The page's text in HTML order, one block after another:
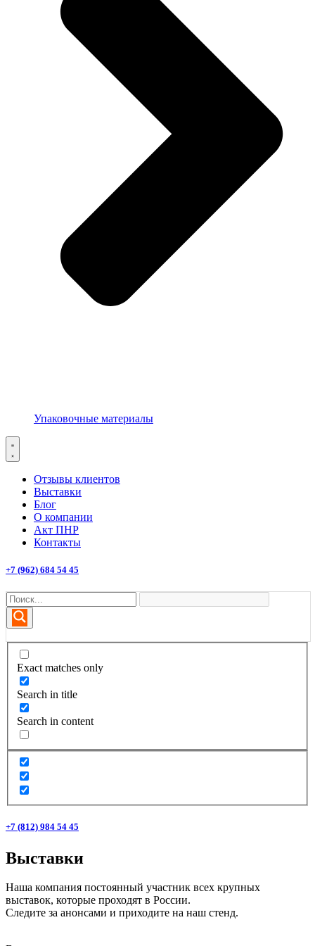
Упаковочные материалы
Отзывы клиентов
Выставки
Блог
О компании
Акт ПНР
Контакты
+7 (962) 684 54 45
Exact matches only
Search in title
Search in content
+7 (812) 984 54 45
Выставки
Наша компания постоянный участник всех крупных
выставок, которые проходят в России.
Следите за анонсами и приходите на наш стенд.